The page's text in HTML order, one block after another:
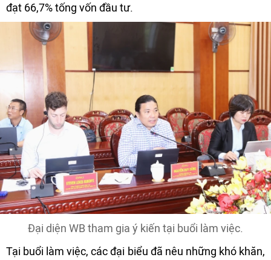
đạt 66,7% tống vốn đầu tư.
Đại diện WB tham gia ý kiến tại buổi làm việc.
Tại buổi làm việc, các đại biểu đã nêu những khó khăn,